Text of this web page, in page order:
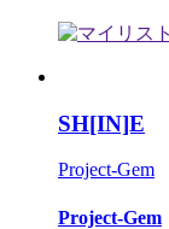
SH[IN]E
Project-Gem
Project-Gem